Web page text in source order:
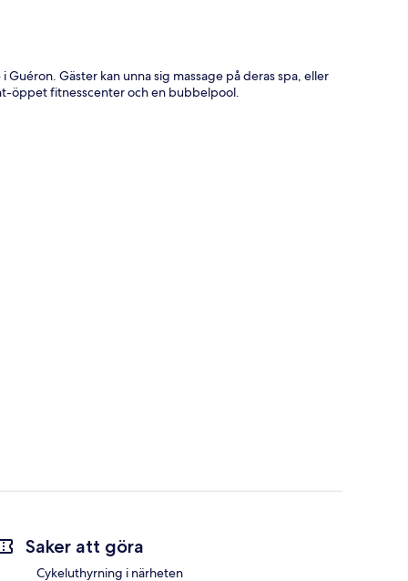
Gäster kan unna sig massage på deras spa, eller
öppet fitnesscenter och en bubbelpool.
Saker att göra
Cykeluthyrning i närheten